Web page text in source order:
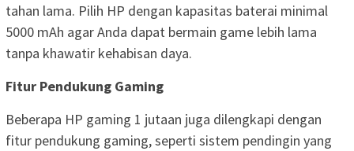
tahan lama. Pilih HP dengan kapasitas baterai minimal
5000 mAh agar Anda dapat bermain game lebih lama
tanpa khawatir kehabisan daya.
Fitur Pendukung Gaming
Beberapa HP gaming 1 jutaan juga dilengkapi dengan
fitur pendukung gaming, seperti sistem pendingin yang